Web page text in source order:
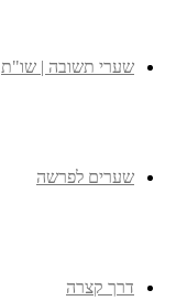
שערי תשובה | שו"ת
שערים לפרשה
דרך קצרה